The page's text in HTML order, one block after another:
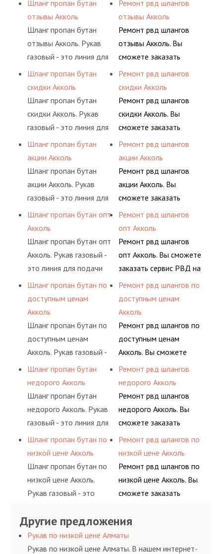
определенными
различных типов
сжиженного газа
(кислород, аргон, метан,
пропан, бутан,
определенными
элементами системы.
Шланг пропан бутан
отзывы Акколь
Шланг пропан бутан
отзывы Акколь. Рукав
газовый - это линия для
подачи сжатого
воздуха и различных
типов сжиженного газа
(кислород, аргон, метан,
пропан, бутан,
определенными
элементами системы.
Шланг пропан бутан
скидки Акколь
Шланг пропан бутан
скидки Акколь. Рукав
газовый - это линия для
подачи сжатого
воздуха и различных
типов сжиженного газа
(кислород, аргон, метан,
пропан, бутан,
определенными
Шланг пропан бутан
акции Акколь
Шланг пропан бутан
акции Акколь. Рукав
газовый - это линия для
подачи сжатого
воздуха и различных
типов сжиженного газа
(кислород, аргон, метан,
пропан, бутан,
определенными
элементами системы.
Шланг пропан бутан опт
Акколь
Шланг пропан бутан опт
Акколь. Рукав газовый -
это линия для подачи
сжатого воздуха и
различных типов
сжиженного газа
(кислород, аргон, метан,
пропан, бутан,
ацетилен) между
элементами системы.
Шланг пропан бутан по
доступным ценам
Акколь
Шланг пропан бутан по
доступным ценам
Акколь. Рукав газовый -
это линия для подачи
сжатого воздуха и
различных типов
сжиженного газа
(кислород, аргон, метан,
ацетилен) между
определенными
элементами системы.
Шланг пропан бутан
недорого Акколь
Шланг пропан бутан
недорого Акколь. Рукав
газовый - это линия для
подачи сжатого
воздуха и различных
типов сжиженного газа
(кислород, аргон, метан,
пропан, бутан,
элементами системы.
Шланг пропан бутан по
низкой цене Акколь
Шланг пропан бутан по
низкой цене Акколь.
Рукав газовый - это
сжатого воздуха и
различных типов
сжиженного газа
предприятия.
условиях
долговременного
комплексного
обслуживания
предприятия.
Ремонт рвд шлангов
отзывы Акколь
Ремонт рвд шлангов
отзывы Акколь. Вы
сможете заказать
сервис РВД на разовой
основе либо на
условиях
долговременного
комплексного
гидросистем Вашего
предприятия.
Ремонт рвд шлангов
скидки Акколь
Ремонт рвд шлангов
скидки Акколь. Вы
сможете заказать
сервис РВД на разовой
основе либо на
условиях
долговременного
комплексного
гидросистем Вашего
Ремонт рвд шлангов
акции Акколь
Ремонт рвд шлангов
акции Акколь. Вы
сможете заказать
сервис РВД на разовой
основе либо на
условиях
долговременного
комплексного
гидросистем Вашего
предприятия.
Ремонт рвд шлангов
опт Акколь
Ремонт рвд шлангов
опт Акколь. Вы сможете
заказать сервис РВД на
разовой основе либо на
условиях
долговременного
комплексного
обслуживания
гидросистем Вашего
Ремонт рвд шлангов по
доступным ценам
Акколь
Ремонт рвд шлангов по
доступным ценам
Акколь. Вы сможете
заказать сервис РВД на
разовой основе либо на
условиях
долговременного
комплексного
гидросистем Вашего
предприятия.
Ремонт рвд шлангов
недорого Акколь
Ремонт рвд шлангов
недорого Акколь. Вы
сможете заказать
сервис РВД на разовой
основе либо на
условиях
долговременного
комплексного
Ремонт рвд шлангов по
низкой цене Акколь
Ремонт рвд шлангов по
низкой цене Акколь. Вы
сможете заказать
основе либо на
условиях
долговременного
Другие предложения
Рукав по низкой цене Алматы
Рукав по низкой цене Алматы. В нашем интернет-